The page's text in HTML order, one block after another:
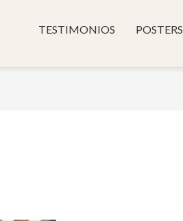
TESTIMONIOS POSTERS